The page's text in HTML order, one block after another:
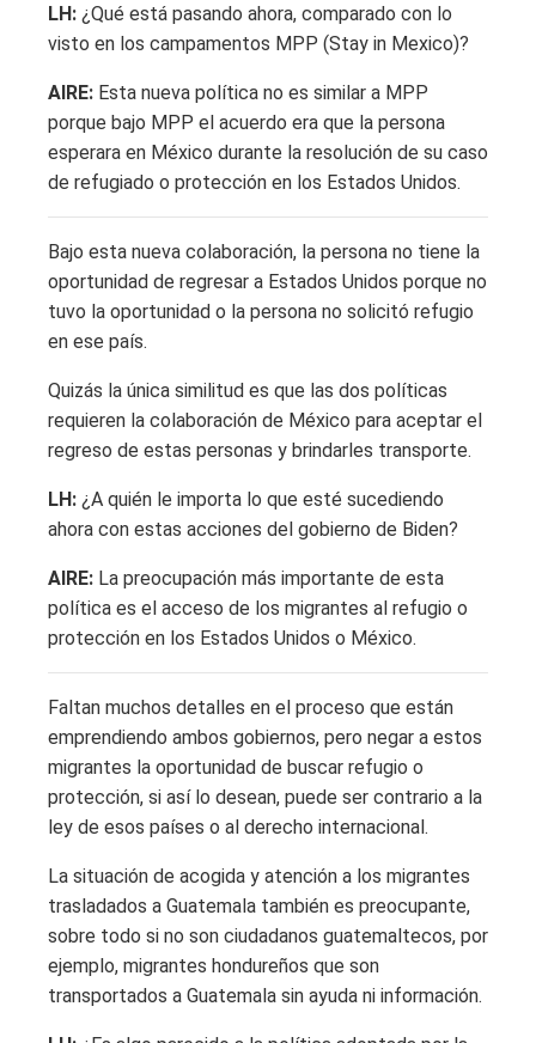
LH: ¿Qué está pasando ahora, comparado con lo
visto en los campamentos MPP (Stay in Mexico)?
AIRE: Esta nueva política no es similar a MPP
porque bajo MPP el acuerdo era que la persona
esperara en México durante la resolución de su caso
de refugiado o protección en los Estados Unidos.
Bajo esta nueva colaboración, la persona no tiene la
oportunidad de regresar a Estados Unidos porque no
tuvo la oportunidad o la persona no solicitó refugio
en ese país.
Quizás la única similitud es que las dos políticas
requieren la colaboración de México para aceptar el
regreso de estas personas y brindarles transporte.
LH: ¿A quién le importa lo que esté sucediendo
ahora con estas acciones del gobierno de Biden?
AIRE: La preocupación más importante de esta
política es el acceso de los migrantes al refugio o
protección en los Estados Unidos o México.
Faltan muchos detalles en el proceso que están
emprendiendo ambos gobiernos, pero negar a estos
migrantes la oportunidad de buscar refugio o
protección, si así lo desean, puede ser contrario a la
ley de esos países o al derecho internacional.
La situación de acogida y atención a los migrantes
trasladados a Guatemala también es preocupante,
sobre todo si no son ciudadanos guatemaltecos, por
ejemplo, migrantes hondureños que son
transportados a Guatemala sin ayuda ni información.